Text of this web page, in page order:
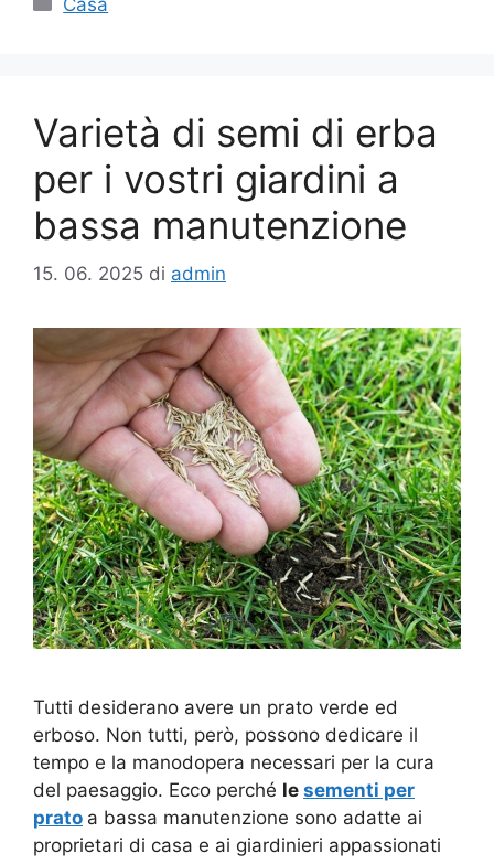
Varietà di semi di erba
per i vostri giardini a
bassa manutenzione
15. 06. 2025 di admin
Tutti desiderano avere un prato verde ed
erboso. Non tutti, però, possono dedicare il
tempo e la manodopera necessari per la cura
del paesaggio. Ecco perché le sementi per
prato a bassa manutenzione sono adatte ai
proprietari di casa e ai giardinieri appassionati